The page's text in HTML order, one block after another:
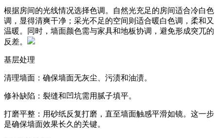
根据房间的光线情况选择色调。自然光充足的房间适合冷白色
调，显得清爽干净；采光不足的空间则适合暖白色调，柔和又
温暖。同时，墙面颜色需与家具和地板协调，避免形成突兀的
反差。
基层处理
清理墙面：确保墙面无灰尘、污渍和油渍。
修补缺陷：裂缝和凹坑需用腻子填平。
打磨平整：用砂纸反复打磨，直至墙面触感平滑如镜。这一步
是确保墙面效果长久的关键。